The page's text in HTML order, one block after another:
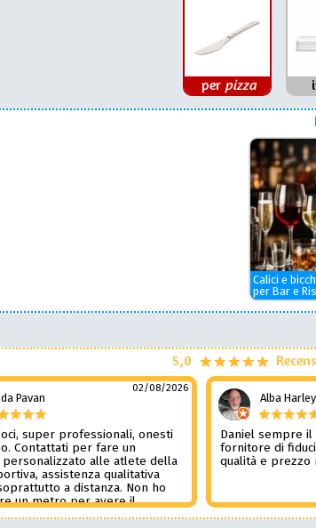
per pizza
Calici e
per Bar e
5,0
Pavan
02/08/2026
super professionali, onesti
Contattati per fare un
alle atlete della
assistenza qualitativa
a distanza. Non ho
un metro per avere il
Una assistenza del
Alba Harley
Daniel sempre
fornitore di
qualità e prezzo